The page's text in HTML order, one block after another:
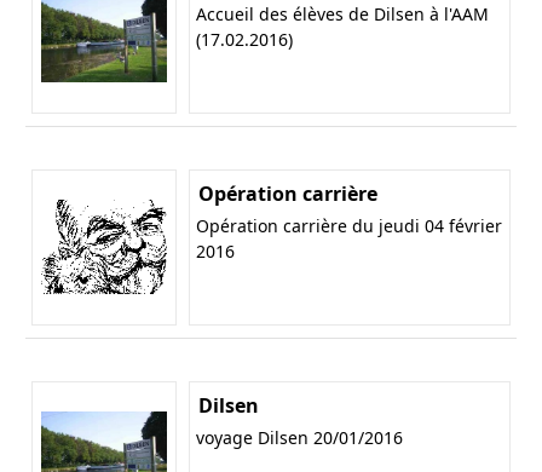
Accueil des élèves de Dilsen à l'AAM
(17.02.2016)
Opération carrière
Opération carrière du jeudi 04 février
2016
Dilsen
voyage Dilsen 20/01/2016